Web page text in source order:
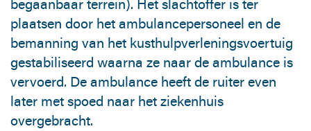
begaanbaar terrein). Het slachtoffer is ter
plaatsen door het ambulancepersoneel en de
bemanning van het kusthulpverleningsvoertuig
gestabiliseerd waarna ze naar de ambulance is
vervoerd. De ambulance heeft de ruiter even
later met spoed naar het ziekenhuis
overgebracht.